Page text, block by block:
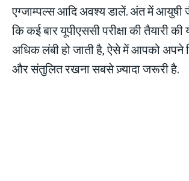
एग्जाम्पल्स आदि अवश्य डालें. अंत में आयुषी
कि कई बार यूपीएससी परीक्षा की तैयारी की
अधिक लंबी हो जाती है, ऐसे में आपको अपने
और संतुलित रखना सबसे ज़्यादा जरूरी है.